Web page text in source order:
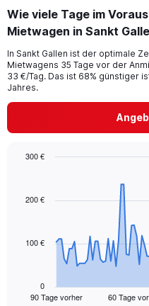
Wie viele Tage im
Mietwagen in Sankt
In Sankt Gallen ist der optimale
Mietwagens 35 Tage vor der
33 €/Tag. Das ist 68% günstiger
Jahres.
data
The
90 Tage vorher 60 Tage
0
100 €
200 €
300 €
End